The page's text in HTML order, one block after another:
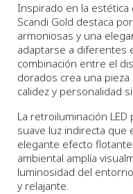
Inspirado en la estética
Scandi Gold destaca
armoniosas y una
adaptarse a diferentes
combinación entre el
dorados crea una
calidez y personalidad
La retroiluminación
suave luz indirecta que
elegante efecto
ambiental amplía
luminosidad del
y relajante.